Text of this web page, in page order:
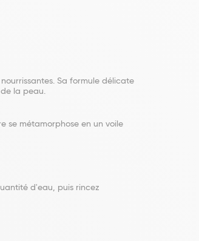
Sa formule délicate
la peau.
se métamorphose en un voile
d'eau, puis rincez